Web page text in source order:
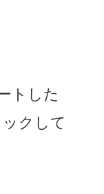
トした
クして